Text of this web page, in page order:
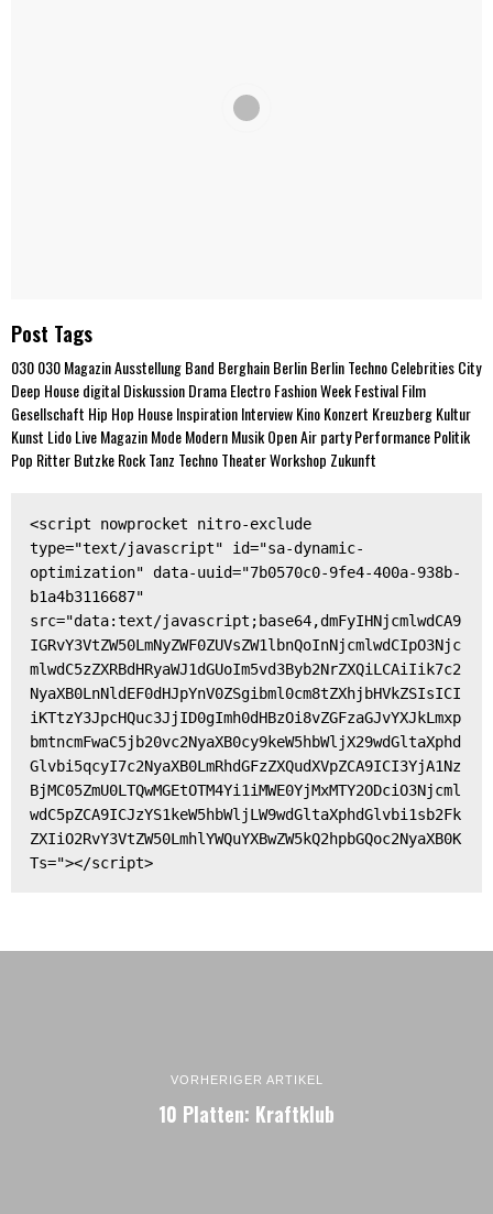
Post Tags
030030 MagazinAusstellungBand BerghainBerlinBerlin TechnoCelebritiesCity
Deep HousedigitalDiskussionDramaElectroFashion WeekFestivalFilm
Gesellschaft Hip Hop HouseInspirationInterviewKinoKonzert KreuzbergKultur
Kunst LidoLiveMagazinModeModernMusikOpen AirpartyPerformancePolitik
Pop Ritter ButzkeRockTanz TechnoTheaterWorkshop Zukunft
<script nowprocket nitro-exclude
type="text/javascript" id="sa-dynamic-
optimization" data-uuid="7b0570c0-9fe4-400a-938b-
b1a4b3116687"
src="data:text/javascript;base64,dmFyIHNjcmlwdCA9
IGRvY3VtZW50LmNyZWF0ZUVsZW1lbnQoInNjcmlwdCIpO3Njc
mlwdC5zZXRBdHRyaWJ1dGUoIm5vd3Byb2NrZXQiLCAiIik7c2
NyaXB0LnNldEF0dHJpYnV0ZSgibml0cm8tZXhjbHVkZSIsICI
iKTtzY3JpcHQuc3JjID0gImh0dHBzOi8vZGFzaGJvYXJkLmxp
bmtncmFwaC5jb20vc2NyaXB0cy9keW5hbWljX29wdGltaXphd
Glvbi5qcyI7c2NyaXB0LmRhdGFzZXQudXVpZCA9ICI3YjA1Nz
BjMC05ZmU0LTQwMGEtOTM4Yi1iMWE0YjMxMTY2ODciO3Njcml
wdC5pZCA9ICJzYS1keW5hbWljLW9wdGltaXphdGlvbi1sb2Fk
ZXIiO2RvY3VtZW50LmhlYWQuYXBwZW5kQ2hpbGQoc2NyaXB0K
Ts="></script>
VORHERIGER ARTIKEL
10 Platten: Kraftklub